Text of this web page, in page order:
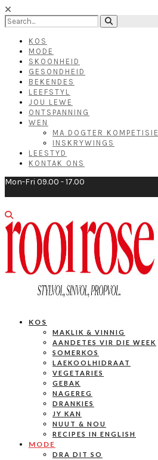
KOS
MODE
SKOONHEID
GESONDHEID
BEKENDES
LEEFSTYL
JOU LEWE
ONTSPANNING
WEN
MA DOGTER KOMPETISIE
INSKRYWINGS
LEESTYD
KONTAK ONS
Mon-Fri 09.00 - 17.00
KOS
MAKLIK & VINNIG
AANDETES VIR DIE WEEK
SOMERKOS
LAEKOOLHIDRAAT
VEGETARIES
GEBAK
NAGEREG
DRANKIES
JY KAN
NUUT & NOU
RECIPES IN ENGLISH
MODE
DRA DIT SO